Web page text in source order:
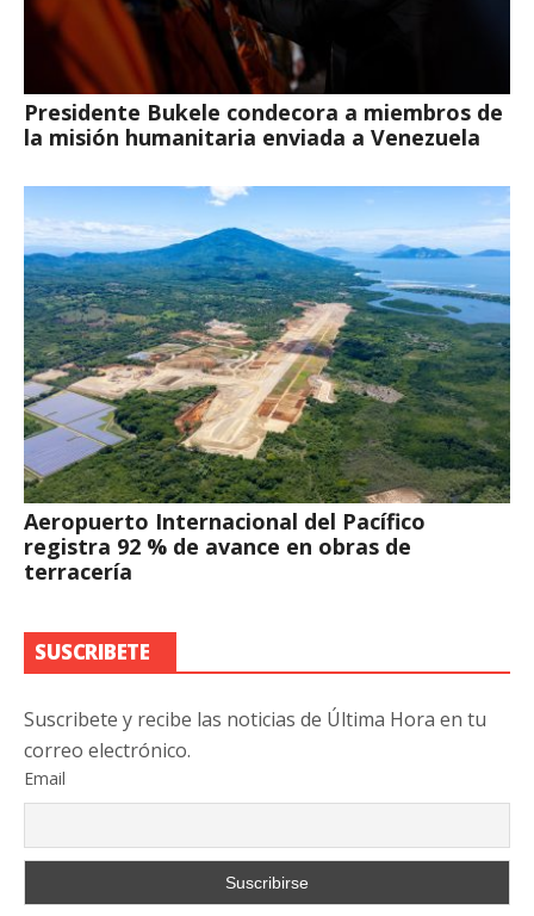
Presidente Bukele condecora a miembros de
la misión humanitaria enviada a Venezuela
Aeropuerto Internacional del Pacífico
registra 92 % de avance en obras de
terracería
SUSCRIBETE
Suscribete y recibe las noticias de Última Hora en tu
correo electrónico.
Email